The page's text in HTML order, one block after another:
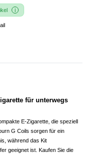
für unterwegs
E-Zigarette, die speziell
G Coils sorgen für ein
während das Kit
geeignet ist. Kaufen Sie die